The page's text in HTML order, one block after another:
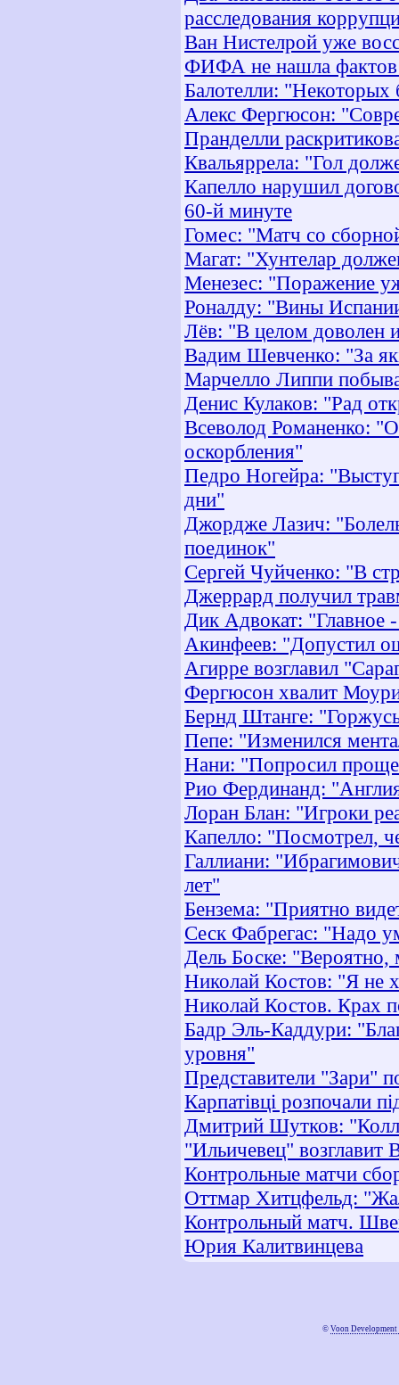
расследования
Ван Нистелрой уже
ФИФА не нашла фактов
Балотелли: "Некоторых
Алекс Фергюсон:
Пранделли
Квальяррела: "Гол
Капелло нарушил
60-й минуте
Гомес: "Матч со
Магат: "Хунтелар
Менезес: "Поражение
Роналду: "Вины
Лёв: "В целом доволен
Вадим Шевченко: "За
Марчелло Липпи
Денис Кулаков: "Рад
Всеволод Романенко:
оскорбления"
Педро Ногейра:
дни"
Джордже Лазич:
поединок"
Сергей Чуйченко: "В
Джеррард получил
Дик Адвокат: "Главное
Акинфеев: "Допустил
Агирре возглавил
Фергюсон хвалит
Бернд Штанге:
Пепе: "Изменился
Нани: "Попросил
Рио Фердинанд:
Лоран Блан: "Игроки
Капелло: "Посмотрел,
Галлиани:
лет"
Бензема: "Приятно
Сеск Фабрегас: "Надо
Дель Боске: "Вероятно,
Николай Костов: "Я не
Николай Костов. Крах
Бадр Эль-Каддури:
уровня"
Представители "Зари"
Карпатівці розпочали
Дмитрий Шутков:
"Ильичевец" возглавит
Контрольные матчи
Оттмар Хитцфельд:
Контрольный матч.
Юрия Калитвинцева
© Voon Development